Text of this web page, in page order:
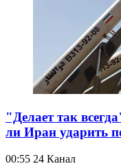
"Делает так
ли Иран ударить
00:55 24 Канал